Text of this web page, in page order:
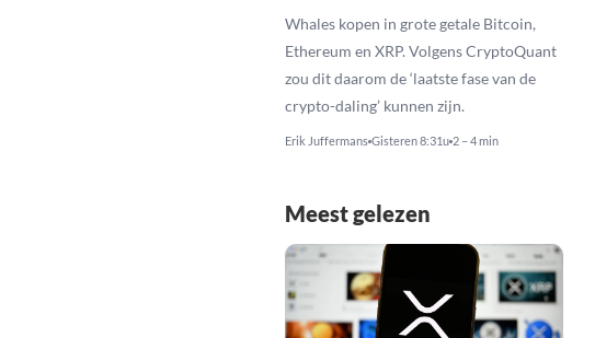
Whales kopen in grote getale Bitcoin,
Ethereum en XRP. Volgens CryptoQuant
zou dit daarom de ‘laatste fase van de
crypto-daling’ kunnen zijn.
Erik Juffermans Gisteren 8:31u 2 – 4 min
Meest gelezen